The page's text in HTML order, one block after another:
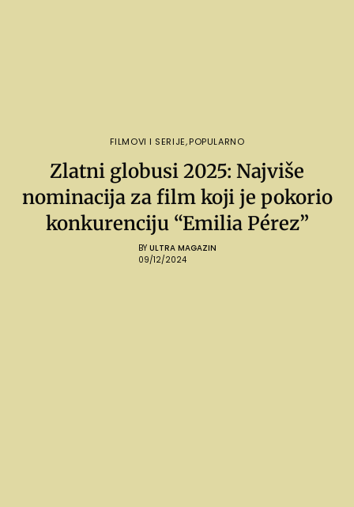
FILMOVI I SERIJE,POPULARNO
Zlatni globusi 2025: Najviše
nominacija za film koji je pokorio
konkurenciju “Emilia Pérez”
BY ULTRA MAGAZIN
09/12/2024